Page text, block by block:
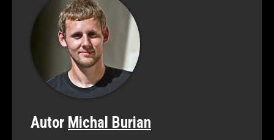
Autor Michal Burian